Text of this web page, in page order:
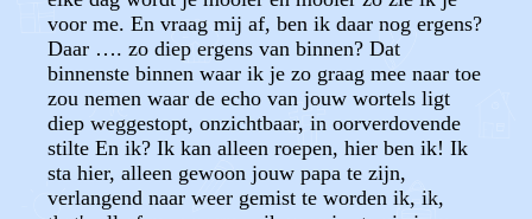
voor me. En vraag mij af, ben ik daar nog ergens?
Daar …. zo diep ergens van binnen? Dat
binnenste binnen waar ik je zo graag mee naar toe
zou nemen waar de echo van jouw wortels ligt
diep weggestopt, onzichtbaar, in oorverdovende
stilte En ik? Ik kan alleen roepen, hier ben ik! Ik
sta hier, alleen gewoon jouw papa te zijn,
verlangend naar weer gemist te worden ik, ik,